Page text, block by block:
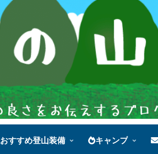
おすすめ登山装備 キャンプ